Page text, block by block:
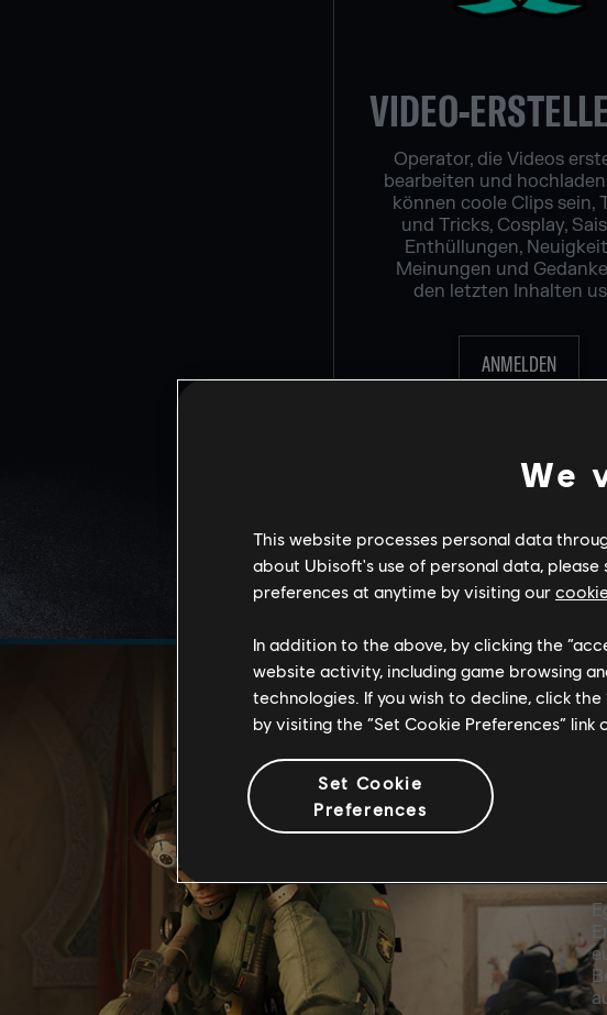
VIDEO-
Operator, die Videos
bearbeiten und
können coole Clips sein,
und Tricks, Cosplay,
Enthüllungen,
Meinungen und
den letzten Inhalten
ANMELDEN
We
This website processes personal data
about Ubisoft's use of personal data, please
preferences at anytime by visiting our
In addition to the above, by clicking the
website activity, including game browsing
technologies. If you wish to decline, click
by visiting the “Set Cookie Preferences”
Set Cookie
Preferences